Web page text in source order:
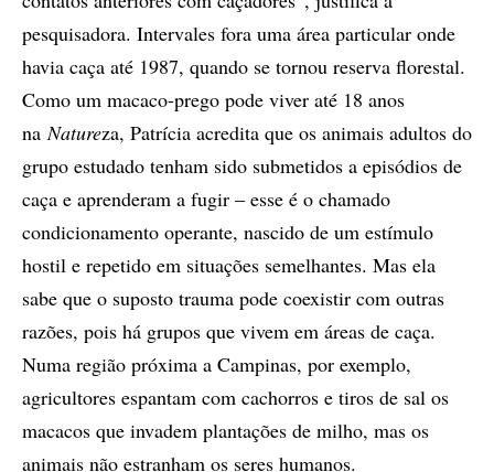
pesquisadora. Intervales fora uma área particular onde
havia caça até 1987, quando se tornou reserva florestal.
Como um macaco-prego pode viver até 18 anos
naNatureza, Patrícia acredita que os animais adultos do
grupo estudado tenham sido submetidos a episódios de
caça e aprenderam a fugir – esse é o chamado
condicionamento operante, nascido de um estímulo
hostil e repetido em situações semelhantes. Mas ela
sabe que o suposto trauma pode coexistir com outras
razões, pois há grupos que vivem em áreas de caça.
Numa região próxima a Campinas, por exemplo,
agricultores espantam com cachorros e tiros de sal os
macacos que invadem plantações de milho, mas os
animais não estranham os seres humanos.